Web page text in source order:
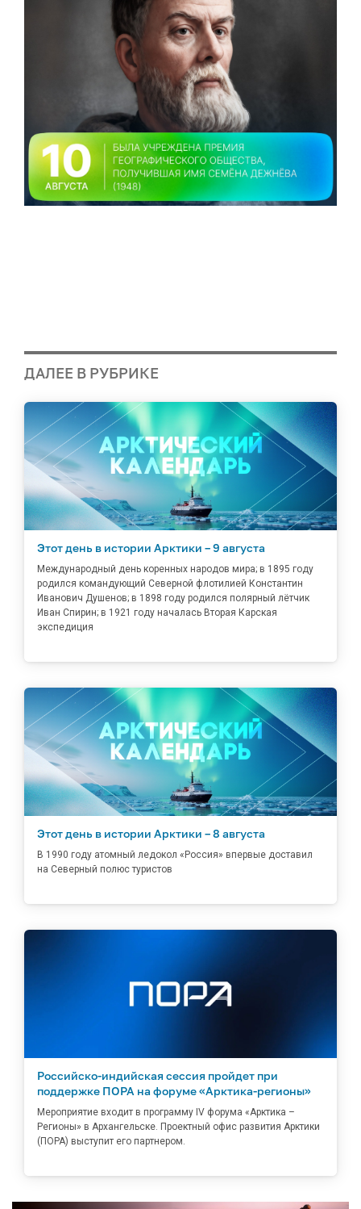
ДАЛЕЕ В РУБРИКЕ
Этот день в истории Арктики – 9 августа
Международный день коренных народов мира; в 1895 году
родился командующий Северной флотилией Константин
Иванович Душенов; в 1898 году родился полярный лётчик
Иван Спирин; в 1921 году началась Вторая Карская
экспедиция
Этот день в истории Арктики – 8 августа
В 1990 году атомный ледокол «Россия» впервые доставил
на Северный полюс туристов
Российско-индийская сессия пройдет при
поддержке ПОРА на форуме «Арктика-регионы»
Мероприятие входит в программу IV форума «Арктика –
Регионы» в Архангельске. Проектный офис развития Арктики
(ПОРА) выступит его партнером.